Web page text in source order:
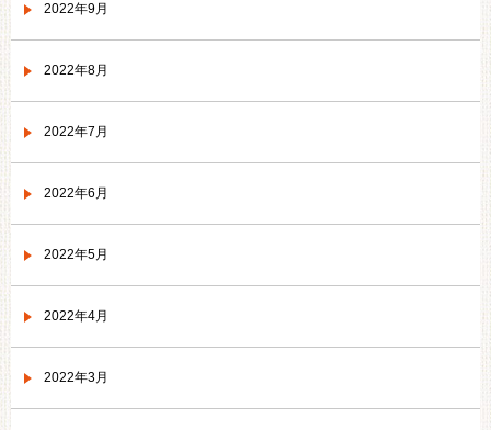
2022年9月
2022年8月
2022年7月
2022年6月
2022年5月
2022年4月
2022年3月